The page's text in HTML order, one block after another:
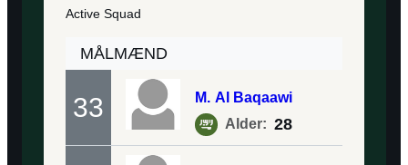
Active Squad
MÅLMÆND
33 M. Al Baqaawi
Alder: 28